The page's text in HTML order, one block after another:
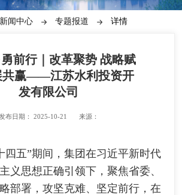
新闻中心 专题报道 详情
勇前行｜改革聚势 战略赋
共赢——江苏水利投资开
发有限公司
发布日期： 2025-10-21 来源：
五”期间，集团在习近平新时代
义思想正确引领下，聚焦省委、
部署，攻坚克难、坚定前行，在